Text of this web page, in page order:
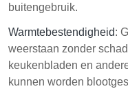
buitengebruik.
Warmtebestendigheid:
weerstaan zonder
keukenbladen en
kunnen worden